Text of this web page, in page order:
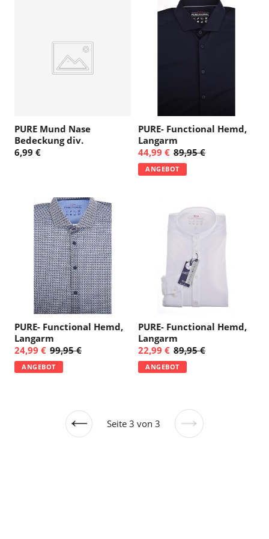
:
PURE Mund Nase
Bedeckung div.
6,99 €
PURE- Functional Hemd,
Langarm
44,99 € 89,95 €
ANGEBOT
PURE- Functional Hemd,
Langarm
24,99 € 99,95 €
ANGEBOT
PURE- Functional Hemd,
Langarm
22,99 € 89,95 €
ANGEBOT
VorherigeSeite 3 von 3
Nächste